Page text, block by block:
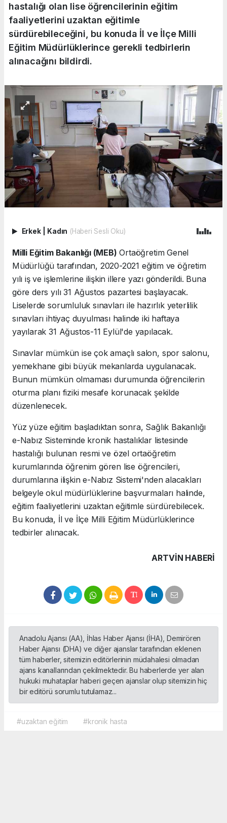
hastalığı olan lise öğrencilerinin eğitim
faaliyetlerini uzaktan eğitimle
sürdürebileceğini, bu konuda İl ve İlçe Milli
Eğitim Müdürlüklerince gerekli tedbirlerin
alınacağını bildirdi.
Erkek Kadın (Haberi Sesli Oku)
Milli Eğitim Bakanlığı (MEB) Ortaöğretim Genel
Müdürlüğü tarafından, 2020-2021 eğitim ve öğretim
yılı iş ve işlemlerine ilişkin illere yazı gönderildi. Buna
göre ders yılı 31 Ağustos pazartesi başlayacak.
Liselerde sorumluluk sınavları ile hazırlık yeterlilik
sınavları ihtiyaç duyulması halinde iki haftaya
yayılarak 31 Ağustos-11 Eylül'de yapılacak.
Sınavlar mümkün ise çok amaçlı salon, spor salonu,
yemekhane gibi büyük mekanlarda uygulanacak.
Bunun mümkün olmaması durumunda öğrencilerin
oturma planı fiziki mesafe korunacak şekilde
düzenlenecek.
Yüz yüze eğitim başladıktan sonra, Sağlık Bakanlığı
e-Nabız Sisteminde kronik hastalıklar listesinde
hastalığı bulunan resmi ve özel ortaöğretim
kurumlarında öğrenim gören lise öğrencileri,
durumlarına ilişkin e-Nabız Sistemi'nden alacakları
belgeyle okul müdürlüklerine başvurmaları halinde,
eğitim faaliyetlerini uzaktan eğitimle sürdürebilecek.
Bu konuda, İl ve İlçe Milli Eğitim Müdürlüklerince
tedbirler alınacak.
ARTVIN HABERİ
Anadolu Ajansı (AA), İhlas Haber Ajansı (İHA), Demirören
Haber Ajansı (DHA) ve diğer ajanslar tarafından eklenen
tüm haberler, sitemizin editörlerinin müdahalesi olmadan
ajans kanallarından çekilmektedir. Bu haberlerde yer alan
hukuki muhataplar haberi geçen ajanslar olup sitemizin hiç
bir editörü sorumlu tutulamaz...
#uzaktan eğitim #kronik hasta